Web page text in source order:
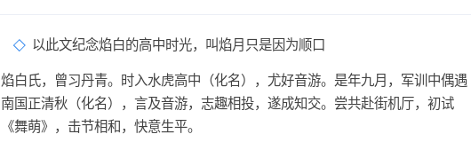
以此文纪念焰白的高中时光，叫焰月只是因为顺口
焰白氏，曾习丹青。时入水虎高中（化名），尤好音游。是年九月，军训中偶遇
南国正清秋（化名），言及音游，志趣相投，遂成知交。尝共赴街机厅，初试
《舞萌》，击节相和，快意生平。